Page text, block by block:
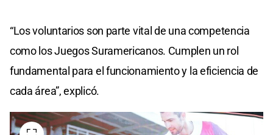
“Los voluntarios son parte vital de una competencia
como los Juegos Suramericanos. Cumplen un rol
fundamental para el funcionamiento y la eficiencia de
cada área”, explicó.